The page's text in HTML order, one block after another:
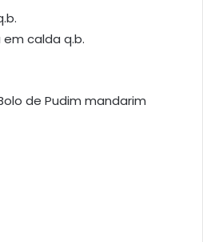
calda q.b.
de Pudim mandarim